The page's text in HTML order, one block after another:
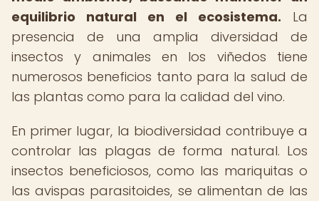
equilibrio natural en el ecosistema. La
presencia de una amplia diversidad de
insectos y animales en los viñedos tiene
numerosos beneficios tanto para la salud de
las plantas como para la calidad del vino.
En primer lugar, la biodiversidad contribuye a
controlar las plagas de forma natural. Los
insectos beneficiosos, como las mariquitas o
las avispas parasitoides, se alimentan de las